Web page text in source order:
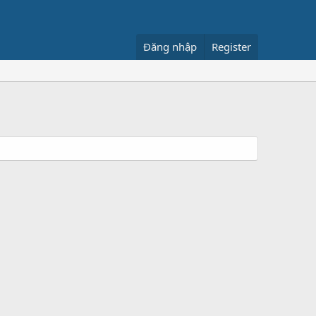
Đăng nhập Register